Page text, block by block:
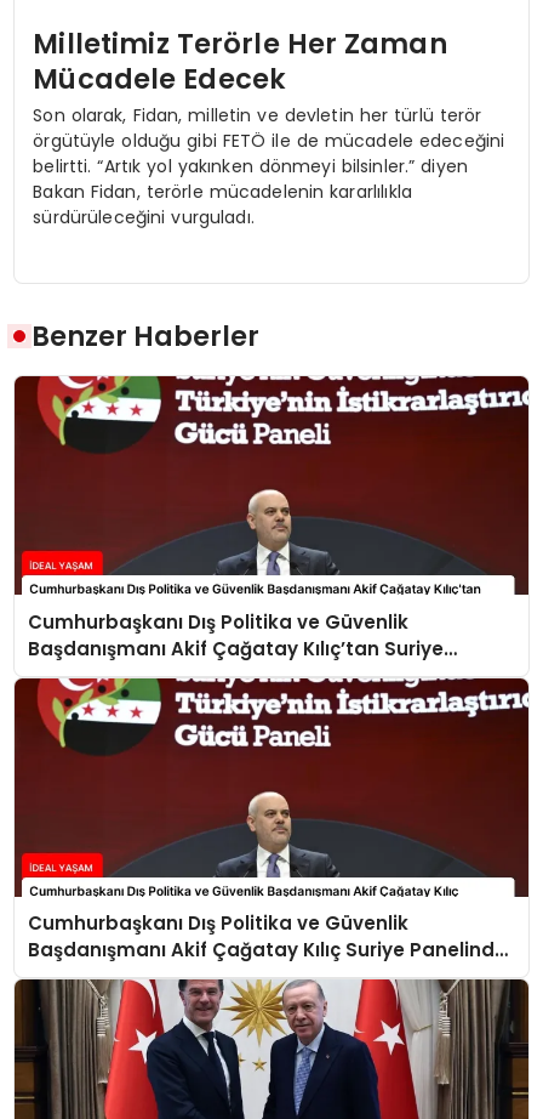
Milletimiz Terörle Her Zaman
Mücadele Edecek
Son olarak, Fidan, milletin ve devletin her türlü terör
örgütüyle olduğu gibi FETÖ ile de mücadele edeceğini
belirtti. “Artık yol yakınken dönmeyi bilsinler.” diyen
Bakan Fidan, terörle mücadelenin kararlılıkla
sürdürüleceğini vurguladı.
Benzer Haberler
Cumhurbaşkanı Dış Politika ve Güvenlik
Başdanışmanı Akif Çağatay Kılıç’tan Suriye
Panelinde Önemli Açıklamalar
Cumhurbaşkanı Dış Politika ve Güvenlik
Başdanışmanı Akif Çağatay Kılıç Suriye Panelinde
Konuştu